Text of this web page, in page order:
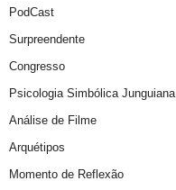
PodCast
Surpreendente
Congresso
Psicologia Simbólica Junguiana
Análise de Filme
Arquétipos
Momento de Reflexão